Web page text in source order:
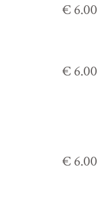
€ 6.00
€ 6.00
€ 6.00